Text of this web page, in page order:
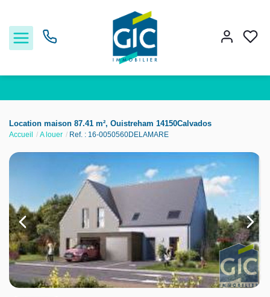
Acheter
Louer
Estimer
Nos services
Nos agences
Nous contacter
Location maison 87.41 m², Ouistreham 14150Calvados
Accueil A louer Ref. : 16-0050560DELAMARE